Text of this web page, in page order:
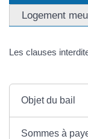
Logement
Les clauses
Objet du bail
Sommes à